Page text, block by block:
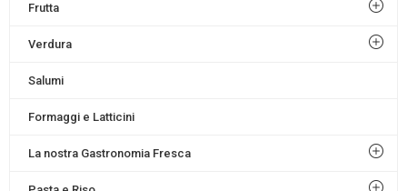
Frutta
Verdura
Salumi
Formaggi e Latticini
La nostra Gastronomia Fresca